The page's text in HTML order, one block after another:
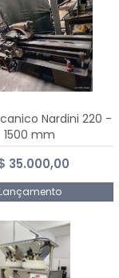
Nardini 220 -
1500 mm
35.000,00
Lançamento